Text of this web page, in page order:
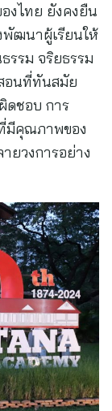
งไทย ยังคงยืน
ฒนาผู้เรียนให้
รรม จริยธรรม
อนที่ทันสมัย
ดชอบ การ
มีคุณภาพของ
ยวงการอย่าง